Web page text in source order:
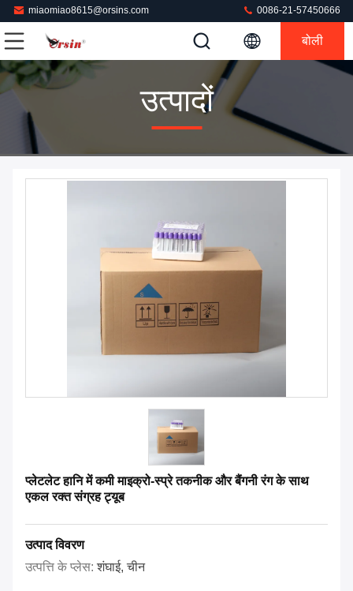
miaomiao8615@orsins.com 0086-21-57450666
बोली
उत्पादों
प्लेटलेट हानि में कमी माइक्रो-स्प्रे तकनीक और बैंगनी रंग के साथ
एकल रक्त संग्रह ट्यूब
उत्पाद विवरण
उत्पत्ति के प्लेस:शंघाई, चीन